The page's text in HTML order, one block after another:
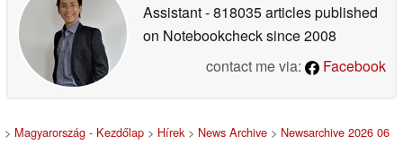
Assistant- 818035 articles published
on Notebookchecksince 2008
contact me via:
Facebook
> Magyarország - Kezdőlap > Hírek > News Archive > Newsarchive 2026 06